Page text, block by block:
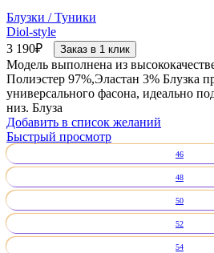
Блузки / Туники
Diol-style
3 190₽ Заказ в 1 клик
Модель выполнена из
Полиэстер 97%,Эластан 3% Блузка
универсального фасона, идеально
низ. Блуза
Добавить в список желаний
Быстрый просмотр
46
48
50
52
54